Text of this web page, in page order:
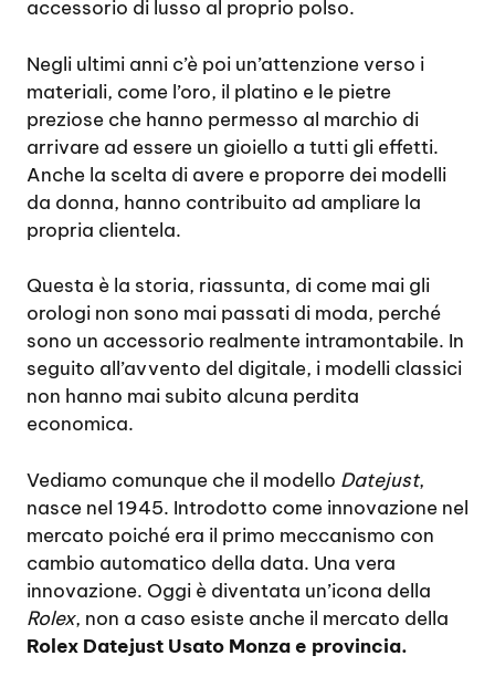
accessorio di lusso al proprio polso.
Negli ultimi anni c’è poi un’attenzione verso i
materiali, come l’oro, il platino e le pietre
preziose che hanno permesso al marchio di
arrivare ad essere un gioiello a tutti gli effetti.
Anche la scelta di avere e proporre dei modelli
da donna, hanno contribuito ad ampliare la
propria clientela.
Questa è la storia, riassunta, di come mai gli
orologi non sono mai passati di moda, perché
sono un accessorio realmente intramontabile. In
seguito all’avvento del digitale, i modelli classici
non hanno mai subito alcuna perdita
economica.
Vediamo comunque che il modello Datejust,
nasce nel 1945. Introdotto come innovazione nel
mercato poiché era il primo meccanismo con
cambio automatico della data. Una vera
innovazione. Oggi è diventata un’icona della
Rolex, non a caso esiste anche il mercato della
Rolex Datejust Usato Monza e provincia.